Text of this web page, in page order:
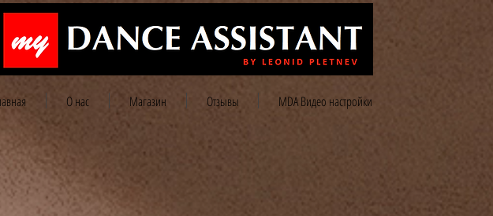
О нас Магазин Отзывы MDA Видео настройки